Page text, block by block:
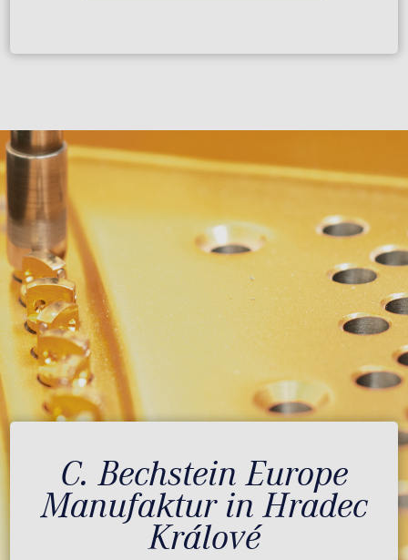
C. Bechstein Europe
Manufaktur in Hradec
Králové